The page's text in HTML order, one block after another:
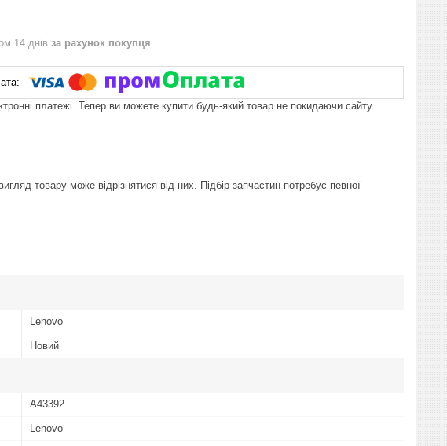
14 днів за рахунок покупця
платежі. Тепер ви можете купити будь-який товар не покидаючи сайту.
товару може відрізнятися від них. Підбір запчастин потребує певної
Lenovo
Новий
A43392
Lenovo